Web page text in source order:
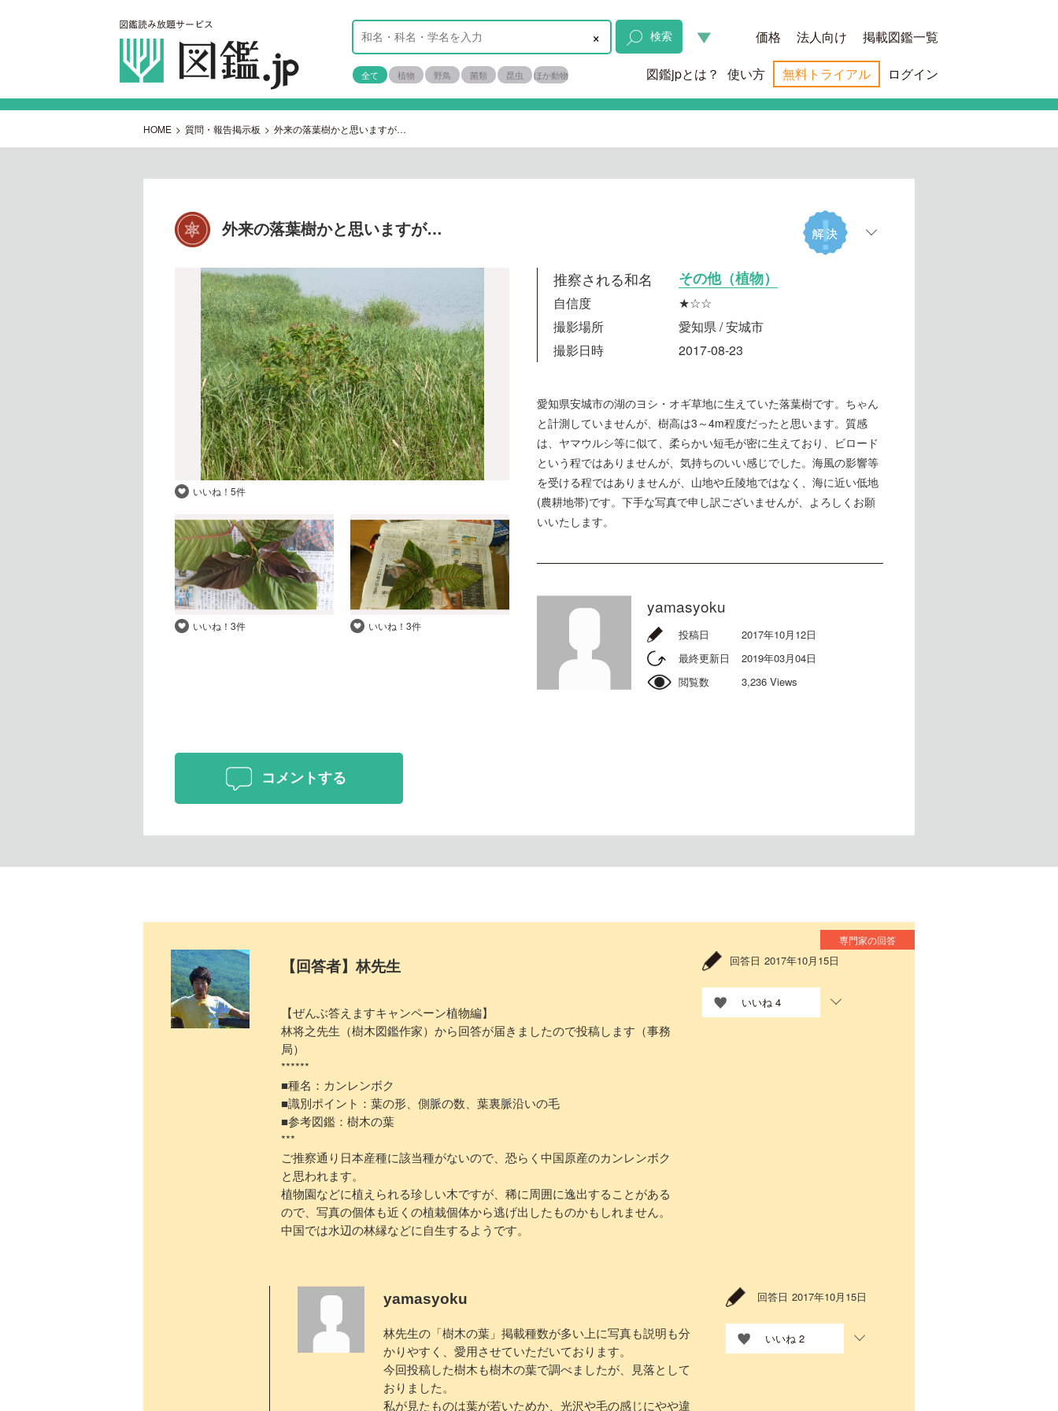
× 検索
全て 植物 野鳥 菌類 昆虫 ほか動物
価格 法人向け 掲載図鑑一覧
図鑑jpとは？ 使い方 無料トライアル ログイン
HOME > 質問・報告掲示板 > 外来の落葉樹かと思いますが…
外来の落葉樹かと思いますが…
いいね！ 5件
いいね！ 3件 いいね！ 3件
推察される和名 その他（植物）
自信度
★☆☆
撮影場所
愛知県 / 安城市
撮影日時
2017-08-23
愛知県安城市の湖のヨシ・オギ草地に生えていた落葉樹です。ちゃん
と計測していませんが、樹高は3～4m程度だったと思います。質感
は、ヤマウルシ等に似て、柔らかい短毛が密に生えており、ビロード
という程ではありませんが、気持ちのいい感じでした。海風の影響等
を受ける程ではありませんが、山地や丘陵地ではなく、海に近い低地
(農耕地帯)です。下手な写真で申し訳ございませんが、よろしくお願
いいたします。
yamasyoku
投稿日
2017年10月12日
最終更新日
2019年03月04日
閲覧数
3,236 Views
コメントする
専門家の回答
【回答者】林先生
【ぜんぶ答えますキャンペーン植物編】
林将之先生（樹木図鑑作家）から回答が届きましたので投稿します（事務
局）
******
■種名：カンレンボク
■識別ポイント：葉の形、側脈の数、葉裏脈沿いの毛
■参考図鑑：樹木の葉
***
ご推察通り日本産種に該当種がないので、恐らく中国原産のカンレンボク
と思われます。
植物園などに植えられる珍しい木ですが、稀に周囲に逸出することがある
ので、写真の個体も近くの植栽個体から逃げ出したものかもしれません。
中国では水辺の林縁などに自生するようです。
回答日 2017年10月15日
いいね 4
yamasyoku
林先生の「樹木の葉」掲載種数が多い上に写真も説明も分
かりやすく、愛用させていただいております。
今回投稿した樹木も樹木の葉で調べましたが、見落として
おりました。
私が見たものは葉が若いためか、光沢や毛の感じにやや違
回答日 2017年10月15日
いいね 2